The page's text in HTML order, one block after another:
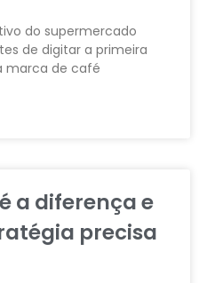
do supermercado
de digitar a primeira
marca de café
é a diferença e
precisa